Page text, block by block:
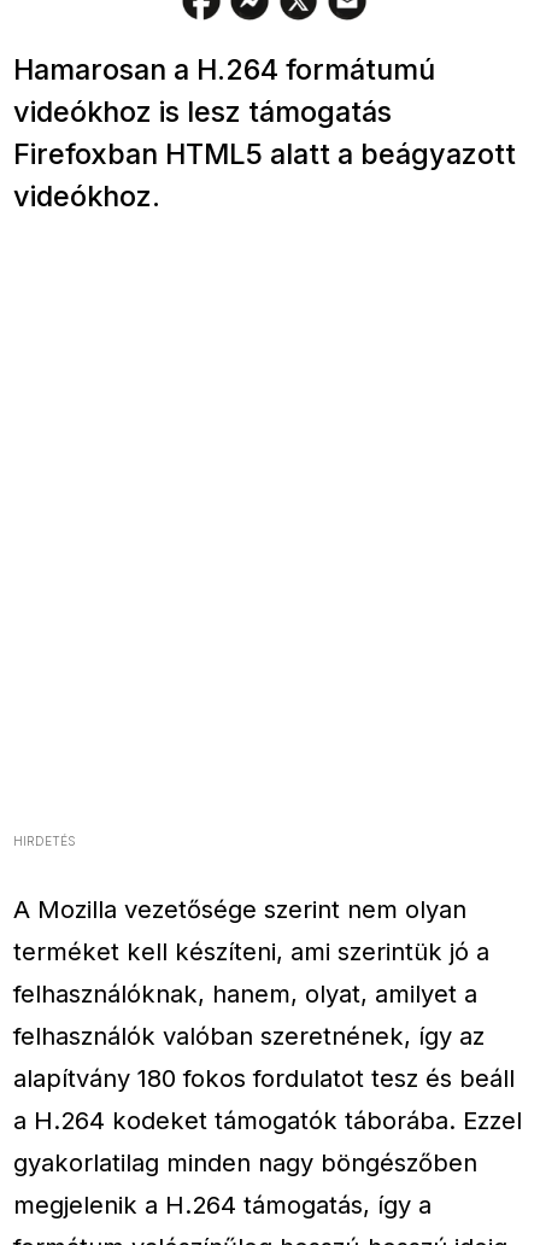
Hamarosan a H.264 formátumú
videókhoz is lesz támogatás
Firefoxban HTML5 alatt a beágyazott
videókhoz.
HIRDETÉS
A Mozilla vezetősége szerint nem olyan
terméket kell készíteni, ami szerintük jó a
felhasználóknak, hanem, olyat, amilyet a
felhasználók valóban szeretnének, így az
alapítvány 180 fokos fordulatot tesz és beáll
a H.264 kodeket támogatók táborába. Ezzel
gyakorlatilag minden nagy böngészőben
megjelenik a H.264 támogatás, így a